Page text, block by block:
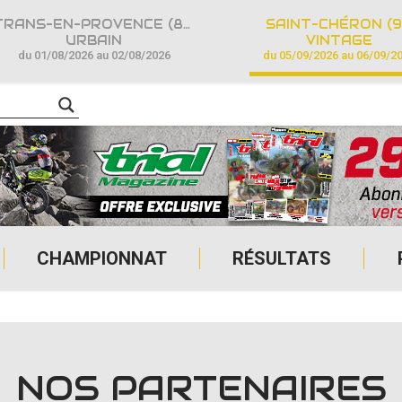
CHAMPIONNAT RÉSULTATS
TRANS-EN-PROVENCE (83)
URBAIN
du 01/08/2026 au 02/08/2026
SAINT-CHÉRON
VINTAGE
du 05/09/2026 au 06/09/
NOS PARTENAIRES